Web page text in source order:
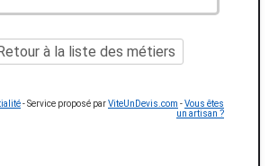
à la liste des métiers
- Service proposé parViteUnDevis.com -Vous êtes
un artisan ?